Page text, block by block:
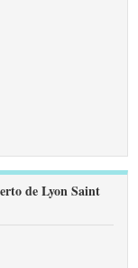
de Lyon Saint